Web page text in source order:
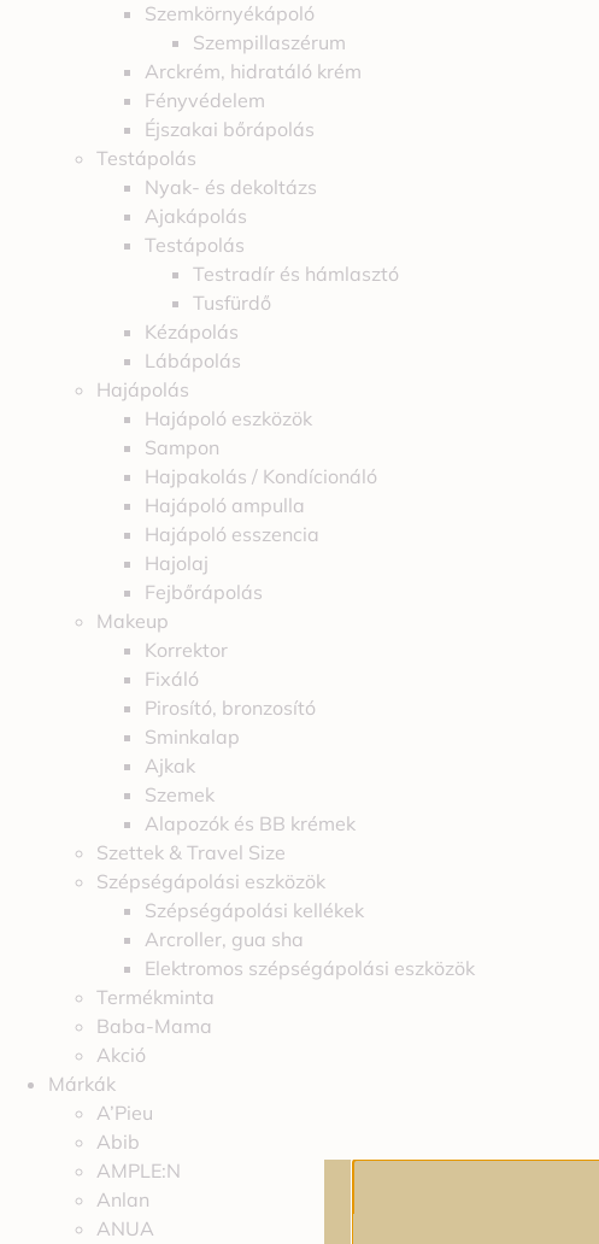
Szemkörnyékápoló
Szempillaszérum
Arckrém, hidratáló krém
Fényvédelem
Éjszakai bőrápolás
Testápolás
Nyak- és dekoltázs
Ajakápolás
Testápolás
Testradír és hámlasztó
Tusfürdő
Kézápolás
Lábápolás
Hajápolás
Hajápoló eszközök
Sampon
Hajpakolás / Kondícionáló
Hajápoló ampulla
Hajápoló esszencia
Hajolaj
Fejbőrápolás
Makeup
Korrektor
Fixáló
Pirosító, bronzosító
Sminkalap
Ajkak
Szemek
Alapozók és BB krémek
Szettek & Travel Size
Szépségápolási eszközök
Szépségápolási kellékek
Arcroller, gua sha
Elektromos szépségápolási eszközök
Termékminta
Baba-Mama
Akció
Márkák
A’Pieu
Abib
AMPLE:N
Anlan
ANUA